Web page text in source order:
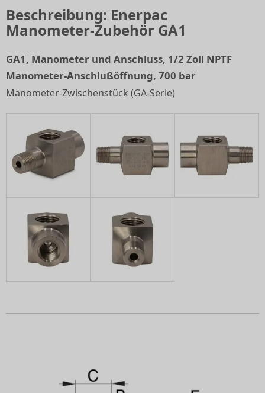
Beschreibung: Enerpac
Manometer-Zubehör GA1
GA1, Manometer und Anschluss, 1/2 Zoll NPTF
Manometer-Anschlußöffnung, 700 bar
Manometer-Zwischenstück (GA-Serie)